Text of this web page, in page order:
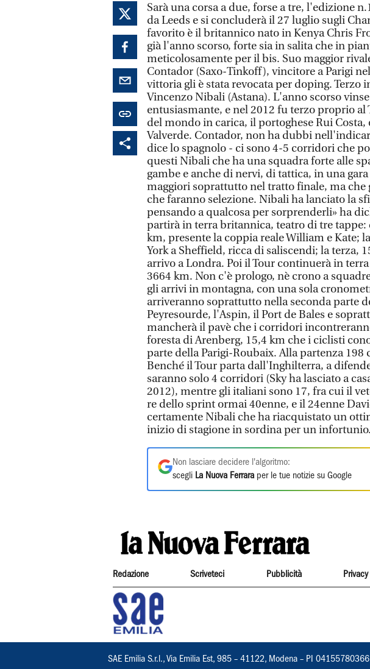
Sarà una corsa a due, forse a tre, l'edizione
da Leeds e si concluderà il 27 luglio sugli
favorito è il britannico nato in Kenya Chris
già l'anno scorso, forte sia in salita che in
meticolosamente per il bis. Suo maggior
Contador (Saxo-Tinkoff), vincitore a Parigi
vittoria gli è stata revocata per doping. Terzo
Vincenzo Nibali (Astana). L'anno scorso
entusiasmante, e nel 2012 fu terzo proprio
del mondo in carica, il portoghese Rui Costa,
Valverde. Contador, non ha dubbi
dice lo spagnolo - ci sono 4-5 corridori che
questi Nibali che ha una squadra forte alle
gambe e anche di nervi, di tattica, in una
maggiori soprattutto nel tratto finale, ma
che faranno selezione. Nibali ha lanciato la
pensando a qualcosa per sorprenderli» ha
partirà in terra britannica, teatro di tre tappe:
km, presente la coppia reale William e Kate;
York a Sheffield, ricca di saliscendi; la terza,
arrivo a Londra. Poi il Tour continuerà in
3664 km. Non c'è prologo, nè crono a
gli arrivi in montagna, con una sola
arriveranno soprattutto nella seconda parte
Peyresourde, l'Aspin, il Port de Bales e
mancherà il pavè che i corridori
foresta di Arenberg, 15,4 km che i ciclisti
parte della Parigi-Roubaix. Alla partenza 198
Benché il Tour parta dall'Inghilterra, a
saranno solo 4 corridori (Sky ha lasciato a
2012), mentre gli italiani sono 17, fra cui il
re dello sprint ormai 40enne, e il 24enne
certamente Nibali che ha riacquistato un
inizio di stagione in sordina per un infortunio.
Non lasciare decidere l'algoritmo:
scegli La Nuova Ferrara per le tue notizie su Google
Redazione Scriveteci Pubblicità Privacy
SAE Emilia S.r.l., Via Emilia Est, 985 – 41122, Modena – PI 04155780366